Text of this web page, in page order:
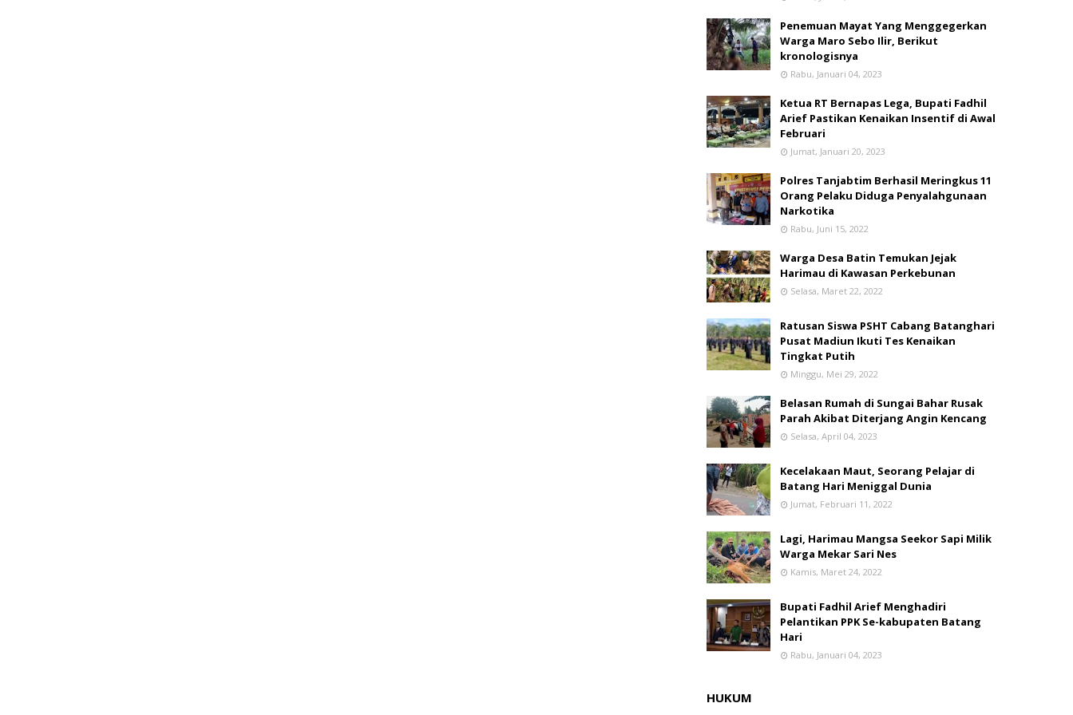
Penemuan Mayat Yang Menggegerkan
Warga Maro Sebo Ilir, Berikut
kronologisnya
Rabu, Januari 04, 2023
Ketua RT Bernapas Lega, Bupati Fadhil
Arief Pastikan Kenaikan Insentif di Awal
Februari
Jumat, Januari 20, 2023
Polres Tanjabtim Berhasil Meringkus 11
Orang Pelaku Diduga Penyalahgunaan
Narkotika
Rabu, Juni 15, 2022
Warga Desa Batin Temukan Jejak
Harimau di Kawasan Perkebunan
Selasa, Maret 22, 2022
Ratusan Siswa PSHT Cabang Batanghari
Pusat Madiun Ikuti Tes Kenaikan
Tingkat Putih
Minggu, Mei 29, 2022
Belasan Rumah di Sungai Bahar Rusak
Parah Akibat Diterjang Angin Kencang
Selasa, April 04, 2023
Kecelakaan Maut, Seorang Pelajar di
Batang Hari Meniggal Dunia
Jumat, Februari 11, 2022
Lagi, Harimau Mangsa Seekor Sapi Milik
Warga Mekar Sari Nes
Kamis, Maret 24, 2022
Bupati Fadhil Arief Menghadiri
Pelantikan PPK Se-kabupaten Batang
Hari
Rabu, Januari 04, 2023
HUKUM